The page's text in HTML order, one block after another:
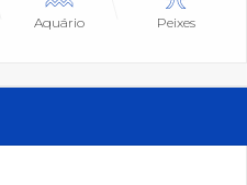
Aquário Peixes